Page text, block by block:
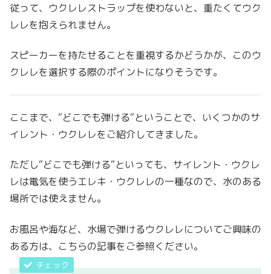
従って、ウクレレストラップを使わないと、重たくてウク
レレを抱えられません。
スピーカーを持たせることを重視するかどうかが、このウ
クレレを選択する際のポイントになりそうです。
ここまで、“どこでも弾ける“ということで、いくつかのサ
イレント・ウクレレをご紹介してきました。
ただし“どこでも弾ける“といっても、サイレント・ウクレ
レは電気を使うエレキ・ウクレレの一種なので、水のある
場所では使えません。
お風呂や海など、水場で弾けるウクレレについてご興味の
ある方は、こちらの記事をご参照ください。